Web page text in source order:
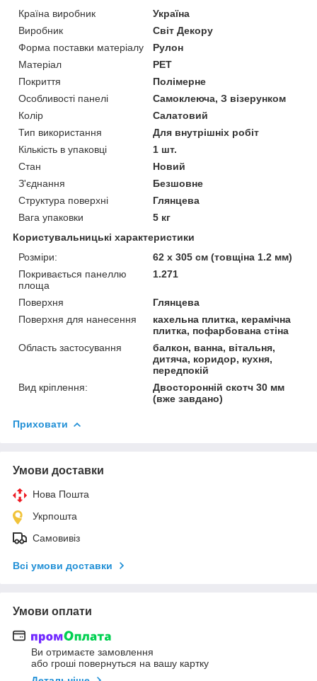
Країна виробник
Україна
Виробник
Світ Декору
Форма поставки матеріалу
Рулон
Матеріал
PET
Покриття
Полімерне
Особливості панелі
Самоклеюча, З візерунком
Колір
Салатовий
Тип використання
Для внутрішніх робіт
Кількість в упаковці
1 шт.
Стан
Новий
З'єднання
Безшовне
Структура поверхні
Глянцева
Вага упаковки
5 кг
Користувальницькі характеристики
Розміри:
62 х 305 см (товщіна 1.2 мм)
Покривається панеллю
площа
1.271
Поверхня
Глянцева
Поверхня для нанесення
кахельна плитка, керамічна
плитка, пофарбована стіна
Область застосування
балкон, ванна, вітальня,
дитяча, коридор, кухня,
передпокій
Вид кріплення:
Двосторонній скотч 30 мм
(вже завдано)
Приховати
Умови доставки
Нова Пошта
Укрпошта
Самовивіз
Всі умови доставки
Умови оплати
Ви отримаєте замовлення
або гроші повернуться на вашу картку